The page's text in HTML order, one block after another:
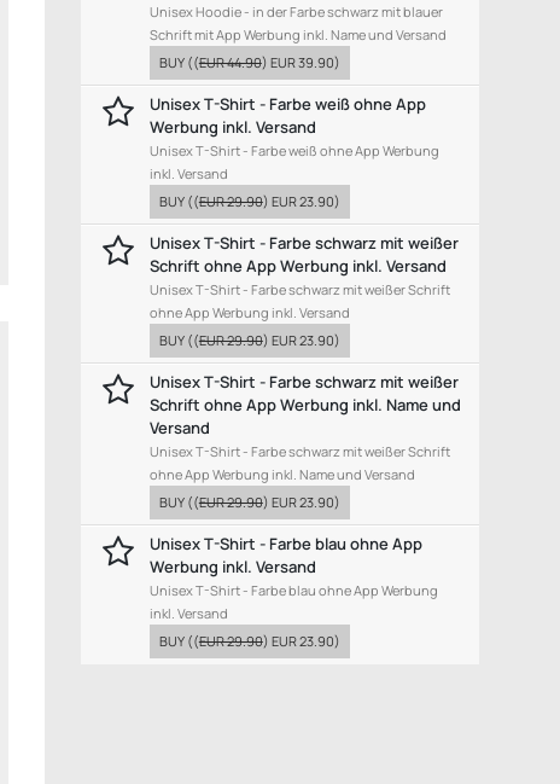
Unisex Hoodie - in der Farbe schwarz mit blauer
Schrift mit App Werbung inkl. Name und Versand
BUY ((EUR 44.90) EUR 39.90)
Unisex T-Shirt - Farbe weiß ohne App
Werbung inkl. Versand
Unisex T-Shirt - Farbe weiß ohne App Werbung
inkl. Versand
BUY ((EUR 29.90) EUR 23.90)
Unisex T-Shirt - Farbe schwarz mit weißer
Schrift ohne App Werbung inkl. Versand
Unisex T-Shirt - Farbe schwarz mit weißer Schrift
ohne App Werbung inkl. Versand
BUY ((EUR 29.90) EUR 23.90)
Unisex T-Shirt - Farbe schwarz mit weißer
Schrift ohne App Werbung inkl. Name und
Versand
Unisex T-Shirt - Farbe schwarz mit weißer Schrift
ohne App Werbung inkl. Name und Versand
BUY ((EUR 29.90) EUR 23.90)
Unisex T-Shirt - Farbe blau ohne App
Werbung inkl. Versand
Unisex T-Shirt - Farbe blau ohne App Werbung
inkl. Versand
BUY ((EUR 29.90) EUR 23.90)